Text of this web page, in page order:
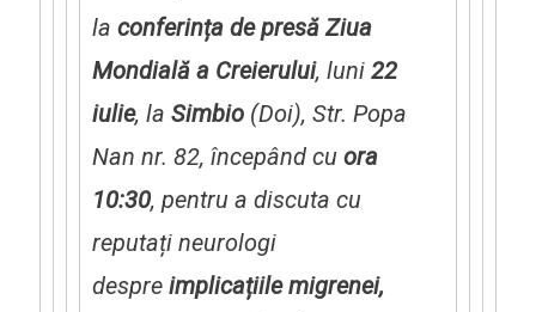
la conferința de presă Ziua
Mondială a Creierului, luni 22
iulie, la Simbio (Doi), Str. Popa
Nan nr. 82, începând cu ora
10:30, pentru a discuta cu
reputați neurologi
despre implicațiile migrenei,